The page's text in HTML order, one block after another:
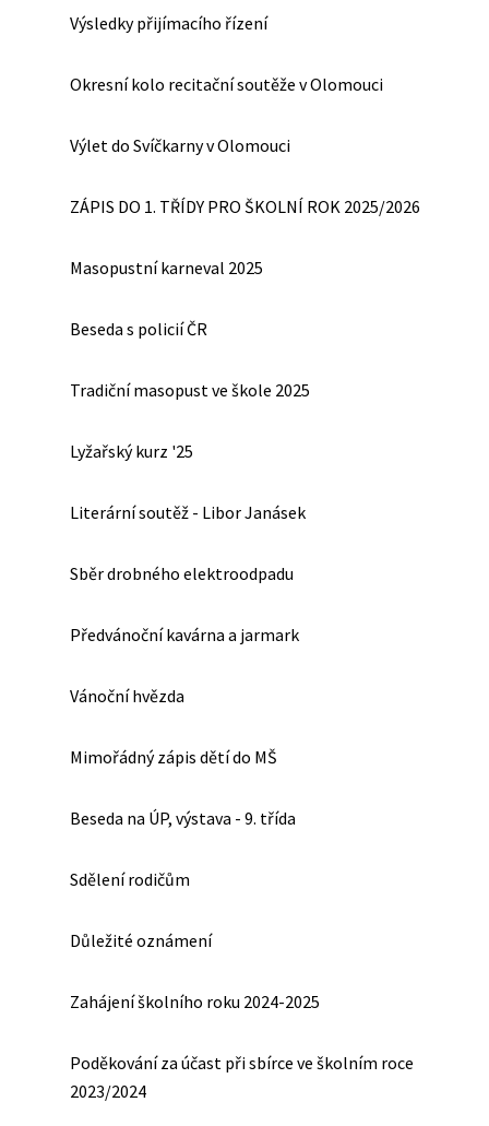
Výsledky přijímacího řízení
Okresní kolo recitační soutěže v Olomouci
Výlet do Svíčkarny v Olomouci
ZÁPIS DO 1. TŘÍDY PRO ŠKOLNÍ ROK 2025/2026
Masopustní karneval 2025
Beseda s policií ČR
Tradiční masopust ve škole 2025
Lyžařský kurz '25
Literární soutěž - Libor Janásek
Sběr drobného elektroodpadu
Předvánoční kavárna a jarmark
Vánoční hvězda
Mimořádný zápis dětí do MŠ
Beseda na ÚP, výstava - 9. třída
Sdělení rodičům
Důležité oznámení
Zahájení školního roku 2024-2025
Poděkování za účast při sbírce ve školním roce
2023/2024